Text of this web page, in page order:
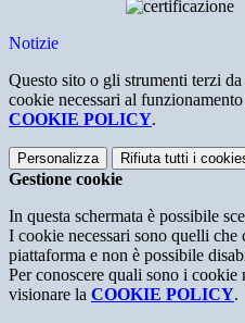
Notizie
Questo sito o gli strumenti terzi
cookie necessari al
COOKIE POLICY.
Personalizza Rifiuta tutti i
Gestione cookie
In questa schermata è possibile
I cookie necessari sono quelli
piattaforma e non è possibile
Per conoscere quali sono i cookie
visionare la COOKIE POLICY.